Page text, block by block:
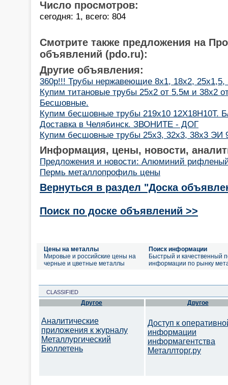
Число просмотров:
сегодня: 1, всего: 804
Смотрите также предложения на
объявлений (pdo.ru):
Другие объявления:
360р!!! Трубы нержавеющие 8х1, 18х2, 25х1,5,
Купим титановые трубы 25х2 от 5.5м и 38х2
Бесшовные.
Купим бесшовные трубы 219х10 12Х18Н10Т.
Доставка в Челябинск. ЗВОНИТЕ - ДОГ
Купим бесшовные трубы 25х3, 32х3, 38х3 ЭИ
Информация, цены, новости,
Предложения и новости: Алюминий
Пермь металлопрофиль цены
Вернуться в раздел "Доска
Поиск по доске объявлений >>
Цены на металлы
Мировые и российские цены на
черные и цветные металлы
Поиск информации
Быстрый и качественный
информации по рынку
CLASSIFIED
Другое
Аналитические
приложения к журналу
Металлургический
Бюллетень
Другое
Доступ к
информации
информагентства
Металлторг.ру